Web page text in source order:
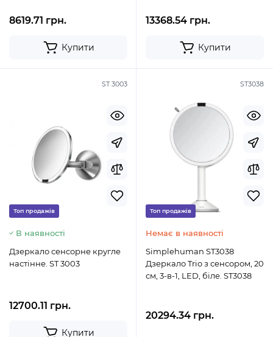
8619.71 грн.
Купити
13368.54 грн.
Купити
ST 3003
Топ продажів
В наявності
Дзеркало сенсорне кругле
настінне. ST 3003
12700.11 грн.
Купити
ST3038
Топ продажів
Немає в наявності
Simplehuman ST3038
Дзеркало Trio з сенсором, 20
см, 3-в-1, LED, біле. ST3038
20294.34 грн.